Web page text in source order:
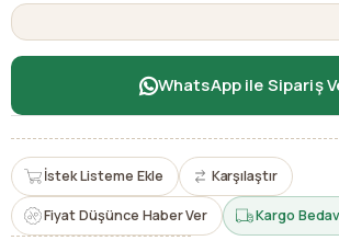
WhatsApp ile Sipariş
İstek Listeme Ekle Karşılaştır
Fiyat Düşünce Haber Ver Kargo